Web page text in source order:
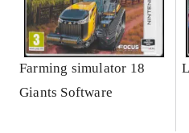
Farming simulator 18
Giants Software